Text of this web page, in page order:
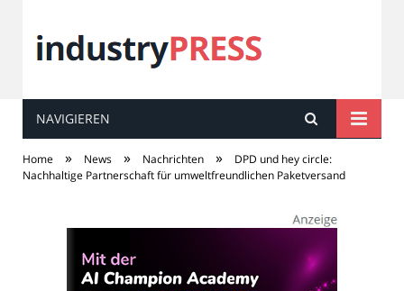
industryPRESS
NAVIGIEREN
Home » News » Nachrichten »
DPD und hey circle:
Nachhaltige Partnerschaft für umweltfreundlichen Paketversand